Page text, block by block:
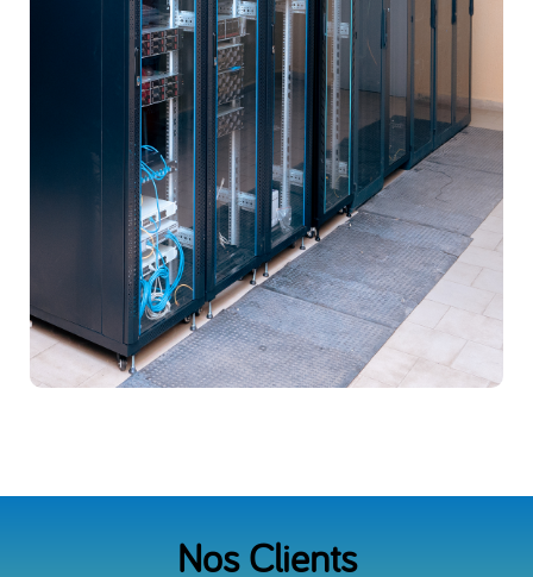
Nos Clients